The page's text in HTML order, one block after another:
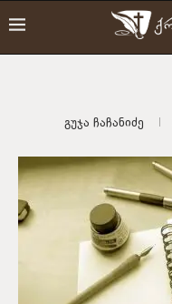
Გუჯა Ჩაჩანიძე